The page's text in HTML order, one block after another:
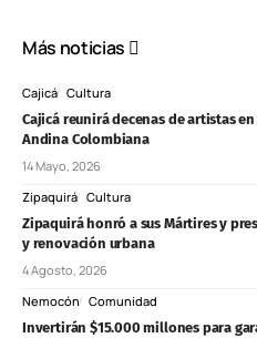
Más noticias
Cajicá Cultura
Cajicá reunirá decenas de artistas
Andina Colombiana
14 Mayo, 2026
Zipaquirá Cultura
Zipaquirá honró a sus Mártires y
y renovación urbana
4 Agosto, 2026
Nemocón Comunidad
Invertirán $15.000 millones para